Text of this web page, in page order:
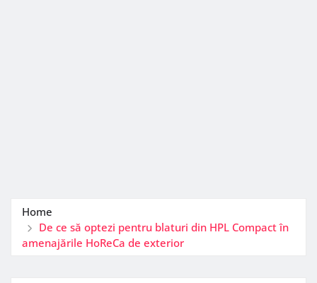
Home
De ce să optezi pentru blaturi din HPL Compact în
amenajările HoReCa de exterior